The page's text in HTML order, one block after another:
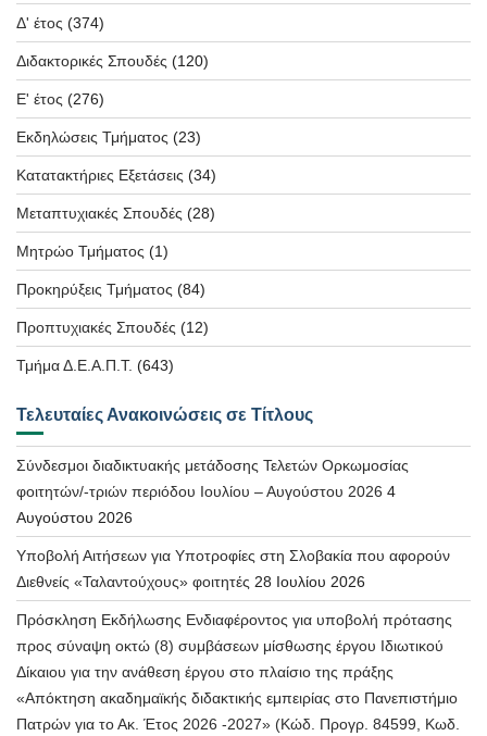
Δ' έτος (374)
Διδακτορικές Σπουδές (120)
Ε' έτος (276)
Εκδηλώσεις Τμήματος (23)
Κατατακτήριες Εξετάσεις (34)
Μεταπτυχιακές Σπουδές (28)
Μητρώο Τμήματος (1)
Προκηρύξεις Τμήματος (84)
Προπτυχιακές Σπουδές (12)
Τμήμα Δ.Ε.Α.Π.Τ. (643)
Τελευταίες Ανακοινώσεις σε Τίτλους
Σύνδεσμοι διαδικτυακής μετάδοσης Τελετών Ορκωμοσίας
φοιτητών/-τριών περιόδου Ιουλίου – Αυγούστου 2026 4
Αυγούστου 2026
Υποβολή Αιτήσεων για Υποτροφίες στη Σλοβακία που αφορούν
Διεθνείς «Ταλαντούχους» φοιτητές 28 Ιουλίου 2026
Πρόσκληση Εκδήλωσης Ενδιαφέροντος για υποβολή πρότασης
προς σύναψη οκτώ (8) συμβάσεων μίσθωσης έργου Ιδιωτικού
Δίκαιου για την ανάθεση έργου στο πλαίσιο της πράξης
«Απόκτηση ακαδημαϊκής διδακτικής εμπειρίας στο Πανεπιστήμιο
Πατρών για το Ακ. Έτος 2026 -2027» (Κώδ. Προγρ. 84599, Κωδ.